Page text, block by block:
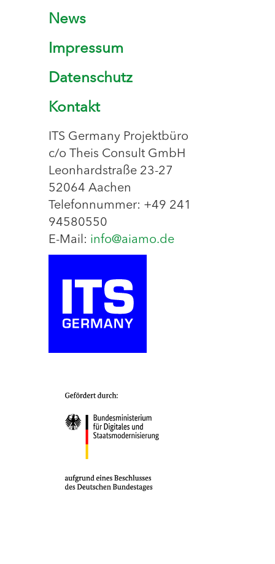
News
Impressum
Datenschutz
Kontakt
ITS Germany Projektbüro
c/o Theis Consult GmbH
Leonhardstraße 23-27
52064 Aachen
Telefonnummer: +49 241
94580550
E-Mail: info@aiamo.de